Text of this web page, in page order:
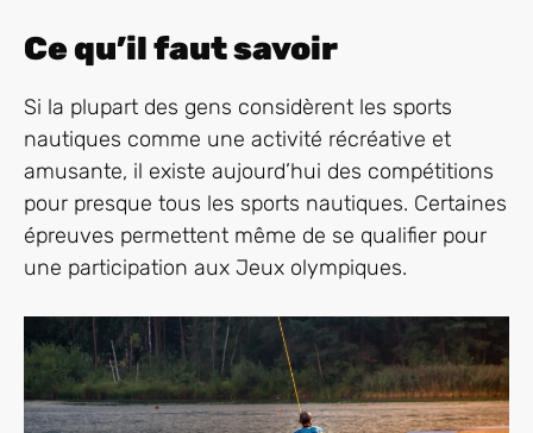
Ce qu’il faut savoir
Si la plupart des gens considèrent les sports
nautiques comme une activité récréative et
amusante, il existe aujourd’hui des compétitions
pour presque tous les sports nautiques. Certaines
épreuves permettent même de se qualifier pour
une participation aux Jeux olympiques.